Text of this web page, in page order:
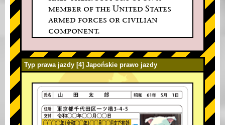
member of the United States
armed forces or civilian
component.
Typ prawa jazdy [4] Japońskie prawo jazdy